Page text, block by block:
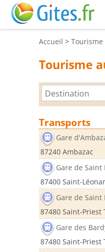
Accueil > Tourisme
Tourisme
Transports
Gare
87240 Ambazac
Gare de
87400 Saint-
Gare de
87480 Saint-Priest
Gare des
87480 Saint-Priest